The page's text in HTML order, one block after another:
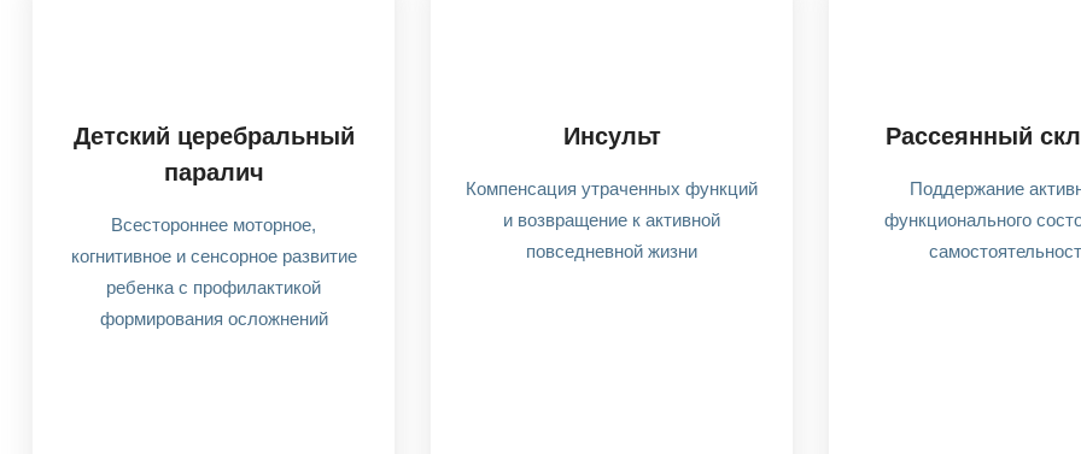
Детский церебральный
паралич
Всестороннее моторное,
когнитивное и сенсорное развитие
ребенка с профилактикой
формирования осложнений
Инсульт
Компенсация утраченных функций
и возвращение к активной
повседневной жизни
Рассеянный
Поддержание
функционального